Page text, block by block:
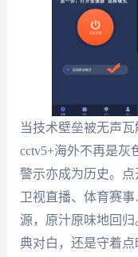
当技术壁垒被无声瓦
cctv5+海外不再是灰
警示亦成为历史。点
卫视直播、体育赛
源，原汁原味地回
典对白，还是守着